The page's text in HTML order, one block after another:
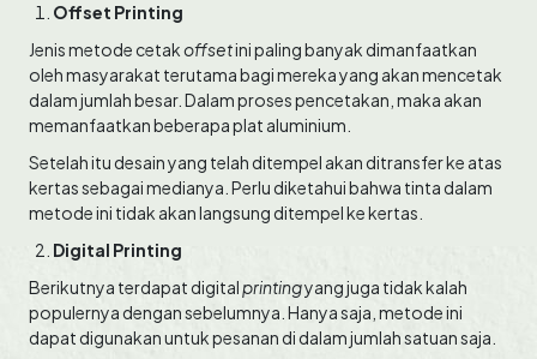
Offset Printing
Jenis metode cetakoffsetini paling banyak dimanfaatkan
oleh masyarakat terutama bagi mereka yang akan mencetak
dalam jumlah besar. Dalam proses pencetakan, maka akan
memanfaatkan beberapa plat aluminium.
Setelah itu desain yang telah ditempel akan ditransfer ke atas
kertas sebagai medianya. Perlu diketahui bahwa tinta dalam
metode ini tidak akan langsung ditempel ke kertas.
Digital Printing
Berikutnya terdapat digitalprintingyang juga tidak kalah
populernya dengan sebelumnya. Hanya saja, metode ini
dapat digunakan untuk pesanan di dalam jumlah satuan saja.